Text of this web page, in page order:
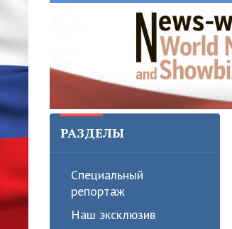
РАЗДЕЛЫ
Специальный
репортаж
Наш эксклюзив